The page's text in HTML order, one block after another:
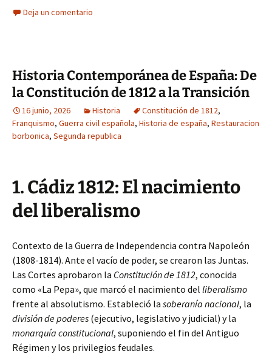
Deja un comentario
Historia Contemporánea de España: De
la Constitución de 1812 a la Transición
16 junio, 2026 Historia Constitución de 1812,
Franquismo, Guerra civil española, Historia de españa, Restauracion
borbonica, Segunda republica
1. Cádiz 1812: El nacimiento
del liberalismo
Contexto de la Guerra de Independencia contra Napoleón
(1808-1814). Ante el vacío de poder, se crearon las Juntas.
Las Cortes aprobaron la Constitución de 1812, conocida
como «La Pepa», que marcó el nacimiento del liberalismo
frente al absolutismo. Estableció la soberanía nacional, la
división de poderes (ejecutivo, legislativo y judicial) y la
monarquía constitucional, suponiendo el fin del Antiguo
Régimen y los privilegios feudales.